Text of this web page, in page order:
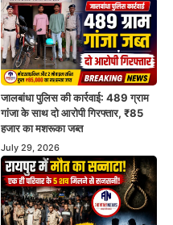
जालबांधा पुलिस की कार्रवाई: 489 ग्राम
गांजा के साथ दो आरोपी गिरफ्तार, ₹85
हजार का मशरूका जब्त
July 29, 2026